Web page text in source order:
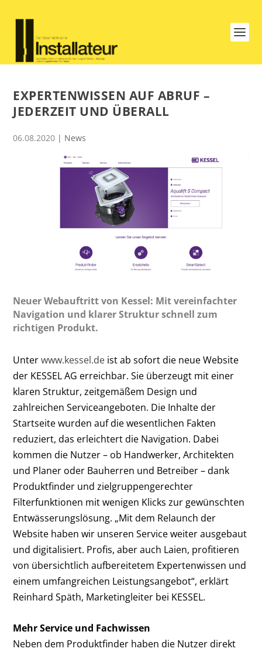
EXPERTENWISSEN AUF ABRUF –
JEDERZEIT UND ÜBERALL
06.08.2020 | News
Neuer Webauftritt von Kessel: Mit vereinfachter
Navigation und klarer Struktur schnell zum
richtigen Produkt.
Unterwww.kessel.de ist ab sofort die neue Website
der KESSEL AG erreichbar. Sie überzeugt mit einer
klaren Struktur, zeitgemäßem Design und
zahlreichen Serviceangeboten. Die Inhalte der
Startseite wurden auf die wesentlichen Fakten
reduziert, das erleichtert die Navigation. Dabei
kommen die Nutzer – ob Handwerker, Architekten
und Planer oder Bauherren und Betreiber – dank
Produktfinder und zielgruppengerechter
Filterfunktionen mit wenigen Klicks zur gewünschten
Entwässerungslösung. „Mit dem Relaunch der
Website haben wir unseren Service weiter ausgebaut
und digitalisiert. Profis, aber auch Laien, profitieren
von übersichtlich aufbereitetem Expertenwissen und
einem umfangreichen Leistungsangebot“, erklärt
Reinhard Späth, Marketingleiter bei KESSEL.
Mehr Service und Fachwissen
Neben dem Produktfinder haben die Nutzer direkt